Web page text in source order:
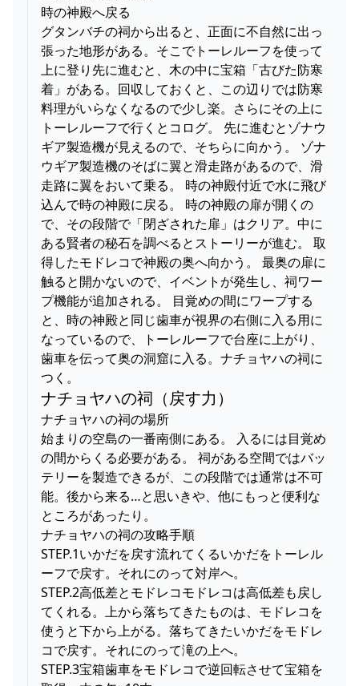
時の神殿へ戻る
グタンバチの祠から出ると、正面に不自然に出っ
張った地形がある。そこでトーレルーフを使って
上に登り先に進むと、木の中に宝箱「古びた防寒
着」がある。回収しておくと、この辺りでは防寒
料理がいらなくなるので少し楽。さらにその上に
トーレルーフで行くとコログ。 先に進むとゾナウ
ギア製造機が見えるので、そちらに向かう。 ゾナ
ウギア製造機のそばに翼と滑走路があるので、滑
走路に翼をおいて乗る。 時の神殿付近で水に飛び
込んで時の神殿に戻る。 時の神殿の扉が開くの
で、その段階で「閉ざされた扉」はクリア。中に
ある賢者の秘石を調べるとストーリーが進む。 取
得したモドレコで神殿の奥へ向かう。 最奥の扉に
触ると開かないので、イベントが発生し、祠ワー
プ機能が追加される。 目覚めの間にワープする
と、時の神殿と同じ歯車が視界の右側に入る用に
なっているので、トーレルーフで台座に上がり、
歯車を伝って奥の洞窟に入る。ナチョヤハの祠に
つく。
ナチョヤハの祠（戻す力）
ナチョヤハの祠の場所
始まりの空島の一番南側にある。 入るには目覚め
の間からくる必要がある。 祠がある空間ではバッ
テリーを製造できるが、この段階では通常は不可
能。後から来る…と思いきや、他にもっと便利な
ところがあったり。
ナチョヤハの祠の攻略手順
STEP.1いかだを戻す流れてくるいかだをトーレル
ーフで戻す。それにのって対岸へ。
STEP.2高低差とモドレコモドレコは高低差も戻し
てくれる。上から落ちてきたものは、モドレコを
使うと下から上がる。落ちてきたいかだをモドレ
コで戻す。それにのって滝の上へ。
STEP.3宝箱歯車をモドレコで逆回転させて宝箱を